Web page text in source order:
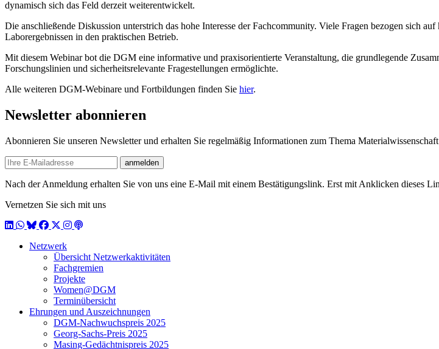
dynamisch sich das Feld derzeit weiterentwickelt.
Die anschließende Diskussion unterstrich das hohe Interesse der Fachcommunity. Viele Fragen bezogen sich
Laborergebnissen in den praktischen Betrieb.
Mit diesem Webinar bot die DGM eine informative und praxisorientierte Veranstaltung, die grundlegende
Forschungslinien und sicherheitsrelevante Fragestellungen ermöglichte.
Alle weiteren DGM-Webinare und Fortbildungen finden Sie hier.
Newsletter abonnieren
Abonnieren Sie unseren Newsletter und erhalten Sie regelmäßig Informationen zum Thema
E-mail
anmelden
Nach der Anmeldung erhalten Sie von uns eine E-Mail mit einem Bestätigungslink. Erst mit Anklicken dieses
Vernetzen Sie sich mit uns
LinkedIn
WhatsApp
BlueSky
Facebook
X / Twitter
Instagram
Podcast
Netzwerk
Übersicht Netzwerkaktivitäten
Fachgremien
Projekte
Women@DGM
Terminübersicht
Ehrungen und Auszeichnungen
DGM-Nachwuchspreis 2025
Georg-Sachs-Preis 2025
Masing-Gedächtnispreis 2025